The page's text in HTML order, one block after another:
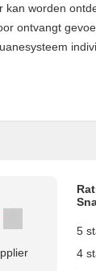
worden
ontvangt
5
4